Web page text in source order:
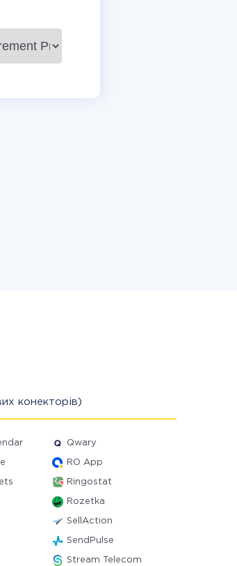
конекторів)
Qwary
RO App
Ringostat
Rozetka
SellAction
SendPulse
Stream Telecom